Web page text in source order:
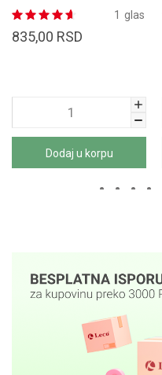
glas
1
835,00 RSD
Dodaj u korpu